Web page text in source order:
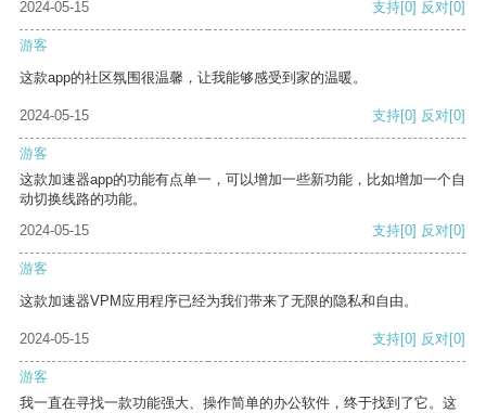
2024-05-15
支持[0] 反对[0]
游客
这款app的社区氛围很温馨，让我能够感受到家的温暖。
2024-05-15 支持[0] 反对[0]
游客
这款加速器app的功能有点单一，可以增加一些新功能，比如增加一个自
动切换线路的功能。
2024-05-15
支持[0] 反对[0]
游客
这款加速器VPM应用程序已经为我们带来了无限的隐私和自由。
2024-05-15 支持[0] 反对[0]
游客
我一直在寻找一款功能强大、操作简单的办公软件，终于找到了它。这